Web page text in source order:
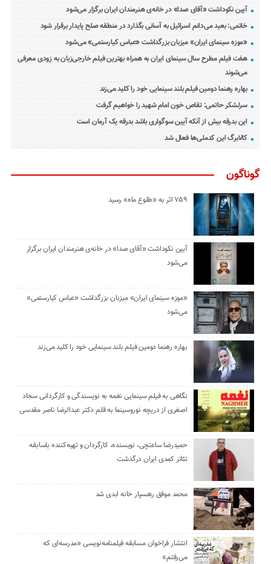
آیین نکوداشت «آقای صدا» در خانه‌ی هنرمندان ایران برگزار می‌شود
خاتمی: بعید می‌دانم اسرائیل به آسانی بگذارد در منطقه صلح پایدار برقرار شود
«موزه سینمای ایران» میزبان بزرگداشت «عباس کیارستمی» می‌شود
هفت فیلم مطرح سال سینمای ایران به همراه بهترین فیلم خارجی‌زبان به زودی معرفی
می‌شوند
بهاره رهنما دومین فیلم بلند سینمایی خود را کلید می‌زند
سرلشکر حاتمی: تقاص خون امام شهید را خواهیم گرفت
این بدرقه بیش از آنکه آیین سوگواری باشد بدرقه یک آرمان است
کالابرگ این کدملی‌ها فعال شد
گوناگون
۷۵۹ اثر به «طلوع ماه» رسید
آیین نکوداشت «آقای صدا» در خانه‌ی هنرمندان ایران برگزار
می‌شود
«موزه سینمای ایران» میزبان بزرگداشت «عباس کیارستمی»
می‌شود
بهاره رهنما دومین فیلم بلند سینمایی خود را کلید می‌زند
نگاهی به فیلم سینمایی نغمه به نویسندگی و کارگردانی سجاد
اصغری از دریچه نوروسینما به قلم دکتر عبدالرضا ناصر مقدسی
حمیدرضا ساعتچی، نویسنده، کارگردان و تهیه‌کننده باسابقه
تئاتر کمدی ایران درگذشت
محمد موفق رهسپار خانه ابدی شد
انتشار فراخوان مسابقه فیلمنامه‌نویسی «مدرسه‌ای که
می‌رفتم»